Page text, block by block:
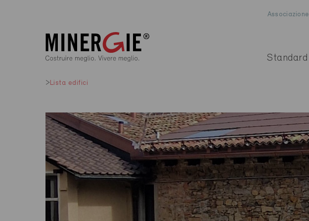
Associazione
Standard
Lista edifici